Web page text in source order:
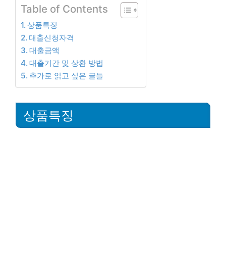
Table of Contents
상품특징
대출신청자격
대출금액
대출기간 및 상환 방법
추가로 읽고 싶은 글들
상품특징